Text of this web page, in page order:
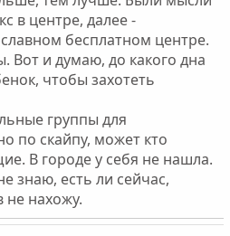
в центре, далее -
бесплатном центре.
Вот и думаю, до какого дна
чтобы захотеть
группы для
по скайпу, может кто
В городе у себя не нашла.
знаю, есть ли сейчас,
не нахожу.